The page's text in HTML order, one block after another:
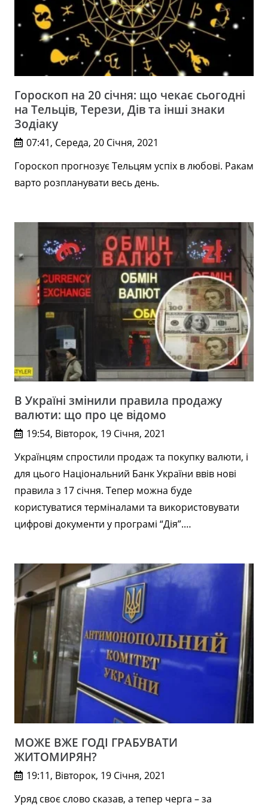
Гороскоп на 20 січня: що чекає сьогодні
на Тельців, Терези, Дів та інші знаки
Зодіаку
07:41, Середа, 20 Січня, 2021
Гороскоп прогнозує Тельцям успіх в любові. Ракам
варто розпланувати весь день.
В Україні змінили правила продажу
валюти: що про це відомо
19:54, Вівторок, 19 Січня, 2021
Українцям спростили продаж та покупку валюти, і
для цього Національний Банк України ввів нові
правила з 17 січня. Тепер можна буде
користуватися терміналами та використовувати
цифрові документи у програмі “Дія”.…
МОЖЕ ВЖЕ ГОДІ ГРАБУВАТИ
ЖИТОМИРЯН?
19:11, Вівторок, 19 Січня, 2021
Уряд своє слово сказав, а тепер черга – за